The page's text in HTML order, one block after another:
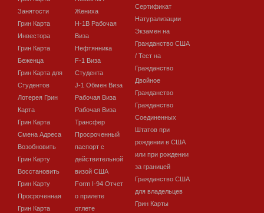
Занятости
Грин Карта
Инвестора
Грин Карта
Беженца
Грин Карта для
Студентов
Лотерея Грин
Карта
Грин Карта
Смена Адреса
Возобновить
Грин Карту
Восстановить
Грин Карту
Просроченная
Грин Карта
Жениха
H-1B Рабочая
Виза
Нефтянника
F-1 Виза
Студента
J-1 Обмен Виза
Рабочая Виза
Рабочая Виза
Трансфер
Просроченный
паспорт с
действительной
визой США
Form I-94 Отчет
о прилете
отлете
Сертификат
Натурализации
Экзамен на
Гражданство США
/ Тест на
Гражданство
Двойное
Гражданство
Гражданство
Соединенных
Штатов при
рождении в США
или при рождении
за границей
Гражданство США
для владельцев
Грин Карты